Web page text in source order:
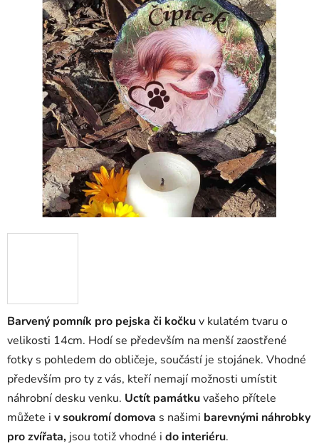
Barvený pomník pro pejska či kočkuv kulatém tvaru o
velikosti 14cm. Hodí se především na menší zaostřené
fotky s pohledem do obličeje, součástí je stojánek. Vhodné
především pro ty z vás, kteří nemají možnosti umístit
náhrobní desku venku. Uctít památkuvašeho přítele
můžete i v soukromí domova s našimi barevnými náhrobky
pro zvířata, jsou totiž vhodné i do interiéru.
hvězdiček.